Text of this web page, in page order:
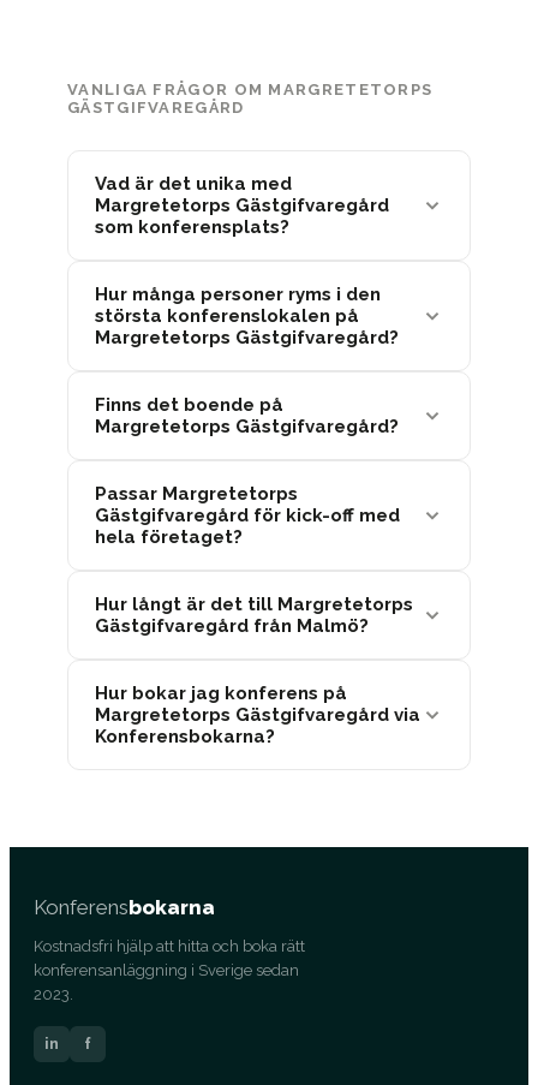
VANLIGA FRÅGOR OM MARGRETETORPS
GÄSTGIFVAREGÅRD
Vad är det unika med
Margretetorps Gästgifvaregård
som konferensplats?
Hur många personer ryms i den
största konferenslokalen på
Margretetorps Gästgifvaregård?
Finns det boende på
Margretetorps Gästgifvaregård?
Passar Margretetorps
Gästgifvaregård för kick-off med
hela företaget?
Hur långt är det till Margretetorps
Gästgifvaregård från Malmö?
Hur bokar jag konferens på
Margretetorps Gästgifvaregård via
Konferensbokarna?
Konferensbokarna
Kostnadsfri hjälp att hitta och boka rätt
konferensanläggning i Sverige sedan
2023.
in f